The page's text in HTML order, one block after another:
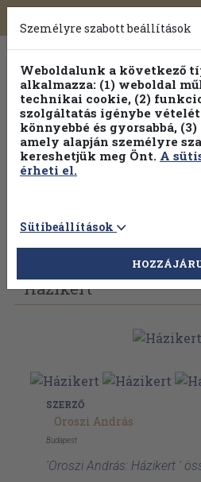
Toggle
navigation
Vissza az előző oldalra
Házikert
SZERZŐ
Oroszi András
Budapest
'Oroszi András: Házikert '
Személyre szabott beállítások
Weboldalunk a következő
alkalmazza: (1) weboldal
technikai cookie, (2)
szolgáltatás igénybe vételét
könnyebbé és gyorsabbá,
amely alapján személyre
kereshetjük meg Önt. A
érheti el.
Sütibeállítások